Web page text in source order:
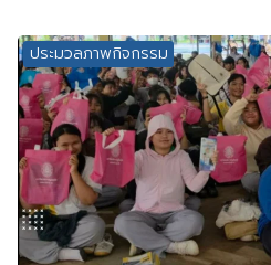
ประมวลภาพกิจกรรม